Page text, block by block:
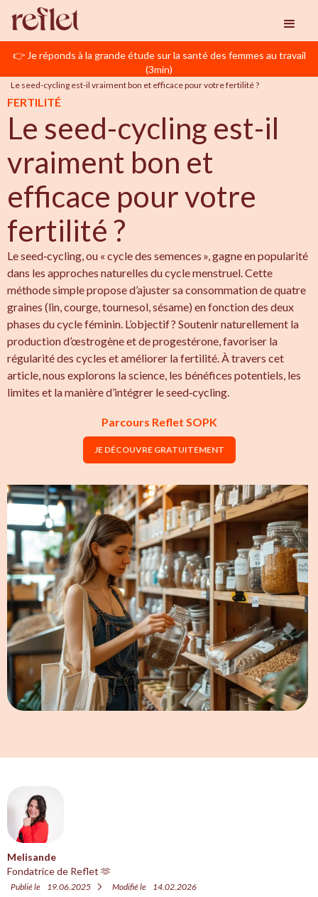
👉 Je réponds à la grande étude sur la santé des femmes au travail
(3min)
Le seed-cycling est-il vraiment bon et efficace pour votre fertilité ?
FERTILITÉ
Le seed-cycling est-il
vraiment bon et
efficace pour votre
fertilité ?
Le seed‑cycling, ou « cycle des semences », gagne en popularité
dans les approches naturelles du cycle menstruel. Cette
méthode simple propose d’ajuster sa consommation de quatre
graines (lin, courge, tournesol, sésame) en fonction des deux
phases du cycle féminin. L’objectif ? Soutenir naturellement la
production d’œstrogène et de progestérone, favoriser la
régularité des cycles et améliorer la fertilité. À travers cet
article, nous explorons la science, les bénéfices potentiels, les
limites et la manière d’intégrer le seed‑cycling.
Parcours Reflet SOPK
JE DÉCOUVRE GRATUITEMENT
Melisande
Fondatrice de Reflet 🫶
Publié le 19.06.2025 Modifié le 14.02.2026